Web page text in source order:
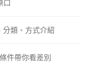
口
分類、方式介紹
件帶你看差別